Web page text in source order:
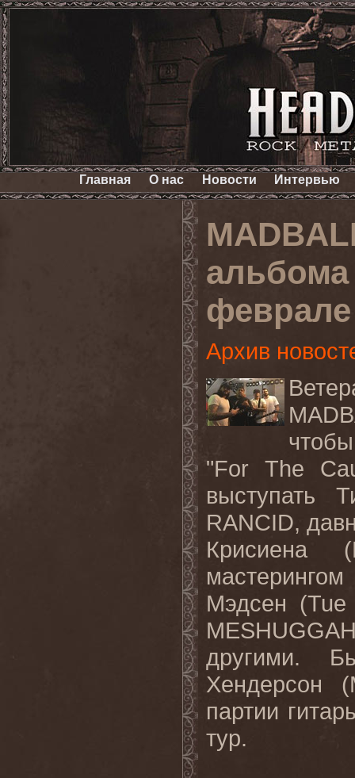
Главная О нас Новости Интервью
феврале
Архив
"For The
выступать
RANCID,
Крисиена (
Мэдсен (Tue
другими.
Хендерсон (
партии
тур.